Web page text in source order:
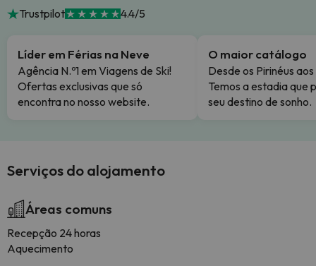
Trustpilot 4.4/5
Líder em Férias na Neve
Agência N.º1 em Viagens de Ski!
Ofertas exclusivas que só
encontra no nosso website.
O maior catálogo
Desde os Pirinéus
Temos a estadia que
seu destino de sonho.
Serviços do alojamento
Áreas comuns
Recepção 24 horas
Aquecimento